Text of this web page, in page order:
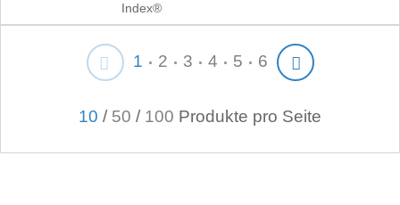
Index®
1 2 3 4 5 6
10 / 50 / 100 Produkte pro Seite